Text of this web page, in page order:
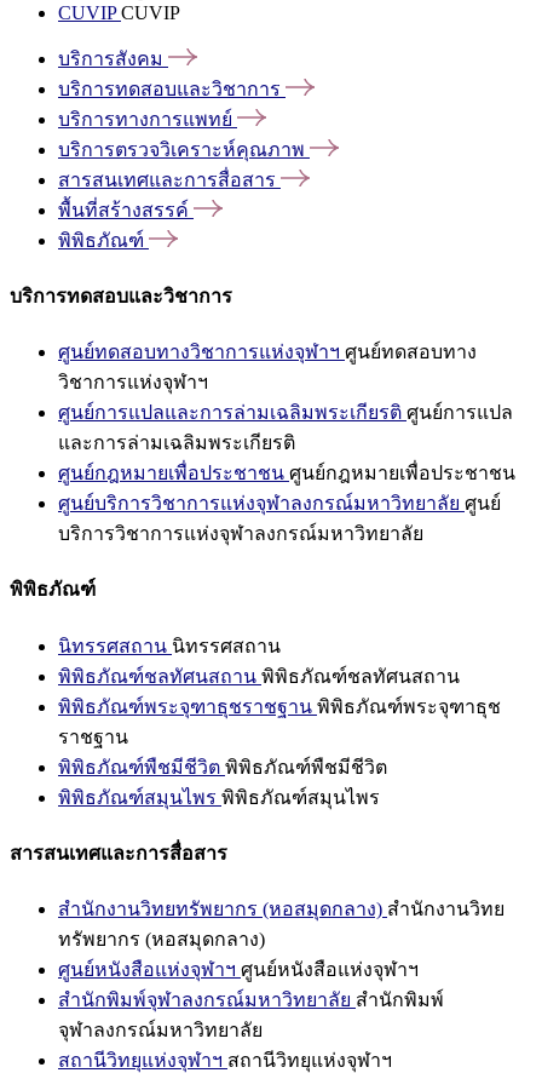
CUVIPCUVIP
บริการสังคม
บริการทดสอบและวิชาการ
บริการทางการแพทย์
บริการตรวจวิเคราะห์คุณภาพ
สารสนเทศและการสื่อสาร
พื้นที่สร้างสรรค์
พิพิธภัณฑ์
บริการทดสอบและวิชาการ
ศูนย์ทดสอบทางวิชาการแห่งจุฬาฯ ศูนย์ทดสอบทาง
วิชาการแห่งจุฬาฯ
ศูนย์การแปลและการล่ามเฉลิมพระเกียรติ ศูนย์การแปล
และการล่ามเฉลิมพระเกียรติ
ศูนย์กฎหมายเพื่อประชาชน ศูนย์กฎหมายเพื่อประชาชน
ศูนย์บริการวิชาการแห่งจุฬาลงกรณ์มหาวิทยาลัย ศูนย์
บริการวิชาการแห่งจุฬาลงกรณ์มหาวิทยาลัย
พิพิธภัณฑ์
นิทรรศสถาน นิทรรศสถาน
พิพิธภัณฑ์ชลทัศนสถาน พิพิธภัณฑ์ชลทัศนสถาน
พิพิธภัณฑ์พระจุฑาธุชราชฐาน พิพิธภัณฑ์พระจุฑาธุช
ราชฐาน
พิพิธภัณฑ์พืชมีชีวิต พิพิธภัณฑ์พืชมีชีวิต
พิพิธภัณฑ์สมุนไพร พิพิธภัณฑ์สมุนไพร
สารสนเทศและการสื่อสาร
สำนักงานวิทยทรัพยากร (หอสมุดกลาง) สำนักงานวิทย
ทรัพยากร (หอสมุดกลาง)
ศูนย์หนังสือแห่งจุฬาฯ ศูนย์หนังสือแห่งจุฬาฯ
สำนักพิมพ์จุฬาลงกรณ์มหาวิทยาลัย สำนักพิมพ์
จุฬาลงกรณ์มหาวิทยาลัย
สถานีวิทยุแห่งจุฬาฯ สถานีวิทยุแห่งจุฬาฯ